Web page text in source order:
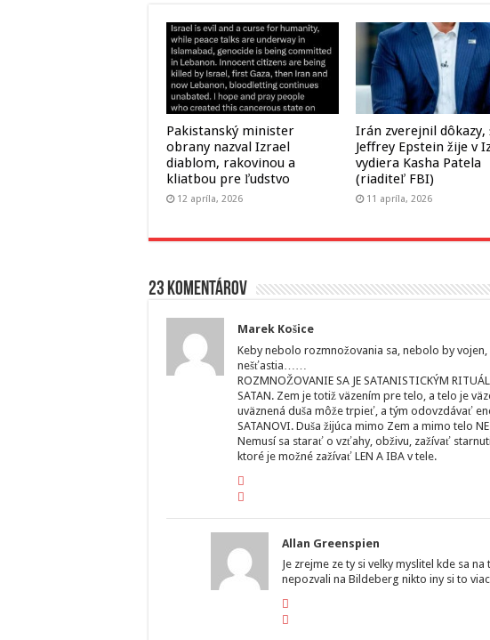
Pakistanský minister
obrany nazval Izrael
diablom, rakovinou a
kliatbou pre ľudstvo
12 apríla, 2026
Irán zverejnil dôkazy,
Jeffrey Epstein žije v
vydiera Kasha Patela
(riaditeľ FBI)
11 apríla, 2026
23 komentárov
Marek Košice
Keby nebolo rozmnožovania sa, nebolo by
nešťastia……
ROZMNOŽOVANIE SA JE SATANISTICKÝM
SATAN. Zem je totiž väzením pre telo, a telo je
uväznená duša môže trpieť, a tým odovzdávať
SATANOVI. Duša žijúca mimo Zem a mimo telo
Nemusí sa starať o vzťahy, obživu, zažívať
ktoré je možné zažívať LEN A IBA v tele.
Allan Greenspien
Je zrejme ze ty si velky myslitel kde sa
nepozvali na Bildeberg nikto iny si to